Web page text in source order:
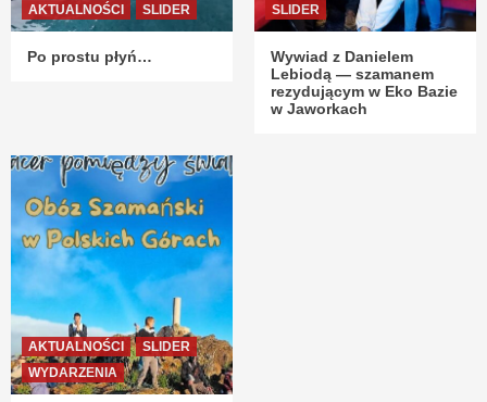
AKTUALNOŚCI SLIDER
Po prostu płyń…
SLIDER
Wywiad z Danielem
Lebiodą — szamanem
rezydującym w Eko Bazie
w Jaworkach
AKTUALNOŚCI
SLIDER
WYDARZENIA